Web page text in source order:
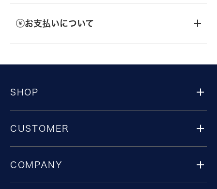
お支払いについて
SHOP
CUSTOMER
COMPANY